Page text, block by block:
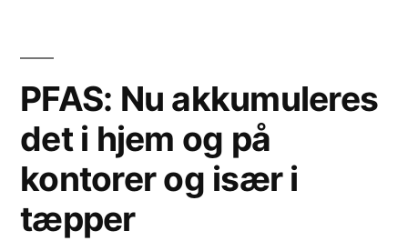
PFAS: Nu akkumuleres
det i hjem og på
kontorer og især i
tæpper